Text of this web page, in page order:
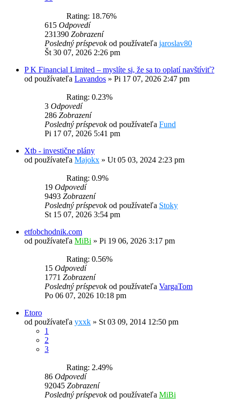
Rating: 18.76%
615 Odpovedí
231390 Zobrazení
Posledný príspevokod používateľa jaroslav80
Št 30 07, 2026 2:26 pm
P K Financial Limited – myslíte si, že sa to oplatí navštíviť?
od používateľa Lavandos » Pi 17 07, 2026 2:47 pm
Rating: 0.23%
3 Odpovedí
286 Zobrazení
Posledný príspevokod používateľa Fund
Pi 17 07, 2026 5:41 pm
Xtb - investične plány
od používateľa Majokx » Ut 05 03, 2024 2:23 pm
Rating: 0.9%
19 Odpovedí
9493 Zobrazení
Posledný príspevokod používateľa Stoky
St 15 07, 2026 3:54 pm
etfobchodnik.com
od používateľa MiBi » Pi 19 06, 2026 3:17 pm
Rating: 0.56%
15 Odpovedí
1771 Zobrazení
Posledný príspevokod používateľa VargaTom
Po 06 07, 2026 10:18 pm
Etoro
od používateľa yxxk » St 03 09, 2014 12:50 pm
1
2
3
Rating: 2.49%
86 Odpovedí
92045 Zobrazení
Posledný príspevokod používateľa MiBi